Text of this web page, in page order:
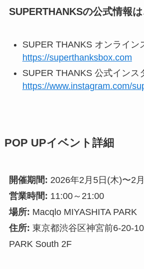
SUPERTHANKSの公式情報
SUPER THANKS オンライン
https://superthanksbox.com
SUPER THANKS 公式インス
https://www.instagram.com/
POP UPイベント詳細
開催期間: 2026年2月5日(木)〜2
営業時間: 11:00～21:00
場所: Macqlo MIYASHITA PARK
住所: 東京都渋谷区神宮前6-20-
PARK South 2F